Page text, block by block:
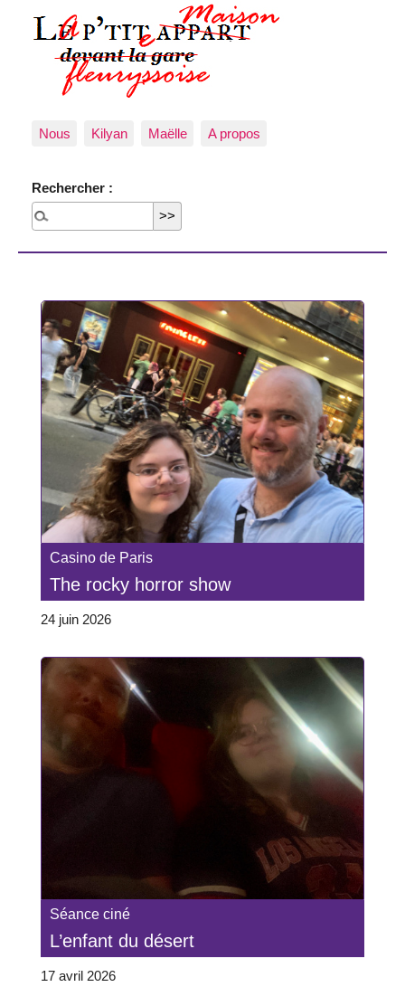
Nous Kilyan Maëlle A propos
Rechercher :
Casino de Paris
The rocky horror show
24 juin 2026
Séance ciné
L’enfant du désert
17 avril 2026